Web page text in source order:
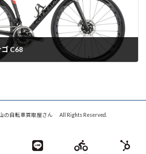
C68
の自転車買取屋さん All Rights Reserved.